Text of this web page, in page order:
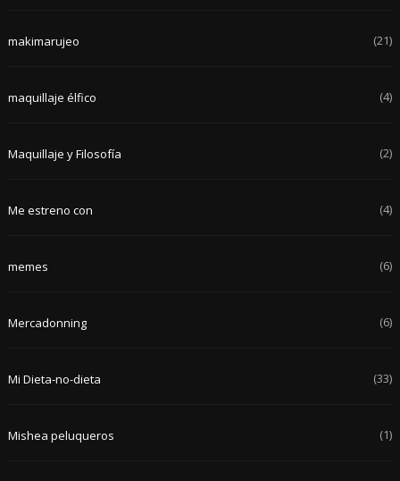
makimarujeo (21)
maquillaje élfico (4)
Maquillaje y Filosofía (2)
Me estreno con (4)
memes (6)
Mercadonning (6)
Mi Dieta-no-dieta (33)
Mishea peluqueros (1)